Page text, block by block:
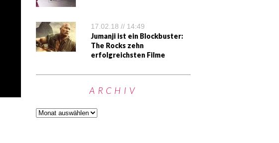
17.02.18 // 14:49
Jumanji ist ein Blockbuster:
The Rocks zehn
erfolgreichsten Filme
ARCHIV